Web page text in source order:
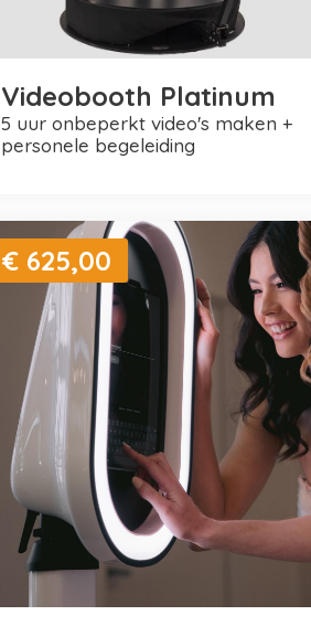
Videobooth Platinum
5 uur onbeperkt video's maken +
personele begeleiding
€ 625,00